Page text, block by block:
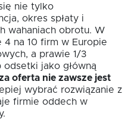
nie tylko
okres spłaty i
wahaniach obrotu. W
4 na 10 firm w Europie
a prawie 1/3
odsetki jako główną
oferta nie zawsze jest
wybrać rozwiązanie z
firmie oddech w